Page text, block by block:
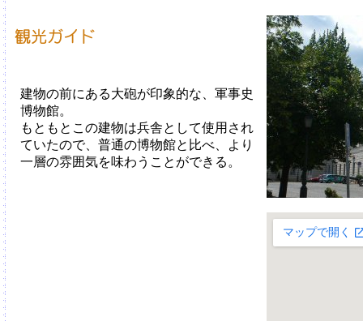
建物の前にある大砲が印象的な、軍事史
博物館。
もともとこの建物は兵舎として使用され
ていたので、普通の博物館と比べ、より
一層の雰囲気を味わうことができる。